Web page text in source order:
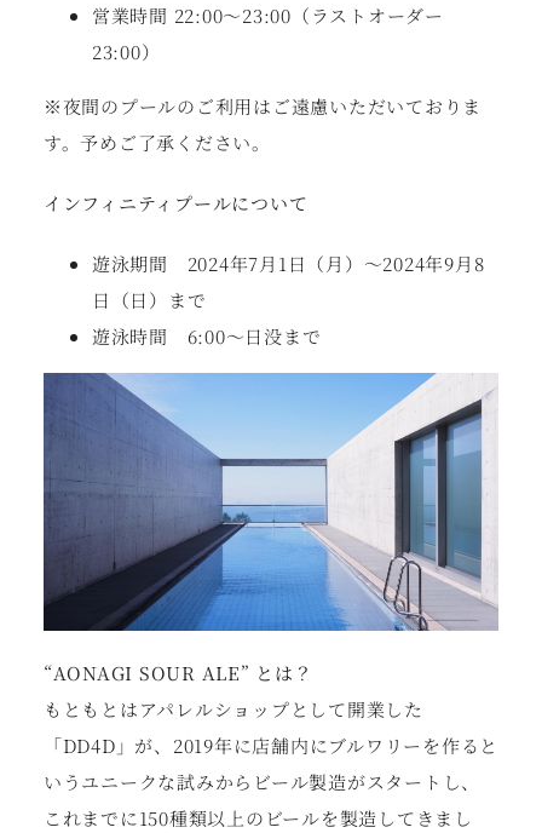
営業時間 22:00〜23:00（ラストオーダー
23:00）
※夜間のプールのご利⽤はご遠慮いただいておりま
す。予めご了承ください。
インフィニティプールについて
遊泳期間 2024年7⽉1⽇（⽉）〜2024年9⽉8
⽇（⽇）まで
遊泳時間 6:00〜⽇没まで
“AONAGI SOUR ALE” とは？
もともとはアパレルショップとして開業した
「DD4D」が、2019年に店舗内にブルワリーを作ると
いうユニークな試みからビール製造がスタートし、
これまでに150種類以上のビールを製造してきまし